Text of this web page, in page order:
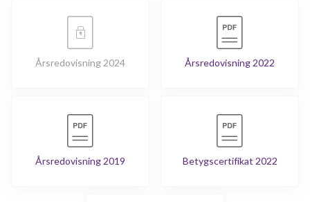
Årsredovisning 2024 Årsredovisning 2022
Årsredovisning 2019 Betygscertifikat 2022